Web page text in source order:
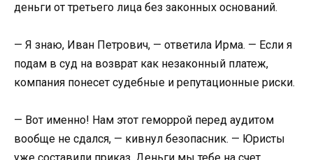
деньги от третьего лица без законных оснований.
— Я знаю, Иван Петрович, — ответила Ирма. — Если я
подам в суд на возврат как незаконный платеж,
компания понесет судебные и репутационные риски.
— Вот именно! Нам этот геморрой перед аудитом
вообще не сдался, — кивнул безопасник. — Юристы